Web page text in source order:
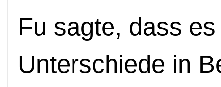
Fu sagte, dass
Unterschiede in